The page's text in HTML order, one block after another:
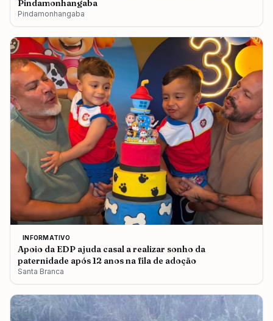
Pindamonhangaba
Pindamonhangaba
INFORMATIVO
Apoio da EDP ajuda casal a realizar sonho da
paternidade após 12 anos na fila de adoção
Santa Branca